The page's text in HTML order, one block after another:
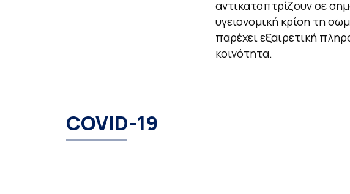
αντικατοπτρίζουν σε
υγειονομική κρίση τη
παρέχει εξαιρετική
κοινότητα.
COVID-19